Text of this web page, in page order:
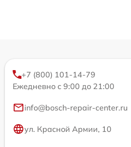
+7 (800) 101-14-79
Ежедневно с 9:00 до 21:00
info@bosch-repair-center.ru
ул. Красной Армии, 10